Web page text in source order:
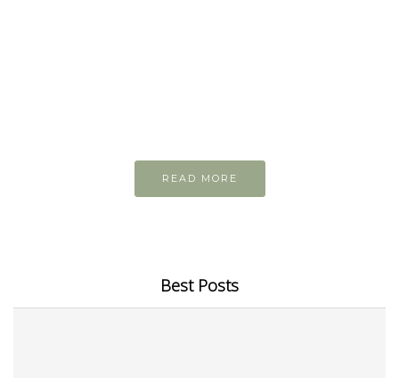
READ MORE
Best Posts